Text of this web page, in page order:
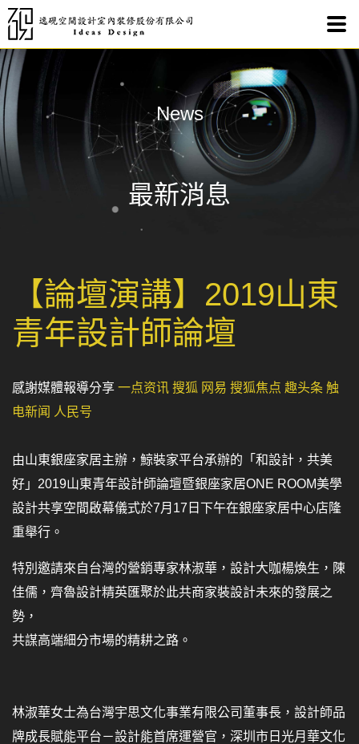
News
最新消息
【論壇演講】2019山東
青年設計師論壇
感謝媒體報導分享 一点资讯 搜狐 网易 搜狐焦点 趣头条 触
电新闻 人民号
由山東銀座家居主辦，鯨裝家平台承辦的「和設計，共美
好」2019山東青年設計師論壇暨銀座家居ONE ROOM美學
設計共享空間啟幕儀式於7月17日下午在銀座家居中心店隆
重舉行。
特別邀請來自台灣的營銷專家林淑華，設計大咖楊煥生，陳
佳儒，齊魯設計精英匯聚於此共商家裝設計未來的發展之
勢，
共謀高端細分市場的精耕之路。
林淑華女士為台灣宇思文化事業有限公司董事長，設計師品
牌成長賦能平台－設計能首席運營官，深圳市日光月華文化
【